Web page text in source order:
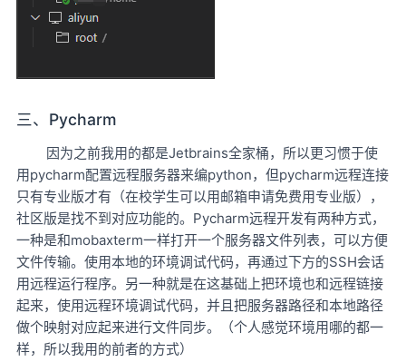
三、Pycharm
因为之前我用的都是Jetbrains全家桶，所以更习惯于使
用pycharm配置远程服务器来编python，但pycharm远程连接
只有专业版才有（在校学生可以用邮箱申请免费用专业版），
社区版是找不到对应功能的。Pycharm远程开发有两种方式，
一种是和mobaxterm一样打开一个服务器文件列表，可以方便
文件传输。使用本地的环境调试代码，再通过下方的SSH会话
用远程运行程序。另一种就是在这基础上把环境也和远程链接
起来，使用远程环境调试代码，并且把服务器路径和本地路径
做个映射对应起来进行文件同步。（个人感觉环境用哪的都一
样，所以我用的前者的方式）